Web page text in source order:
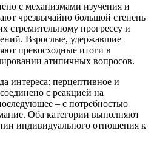
с механизмами изучения и
чрезвычайно большой степень
стремительному прогрессу и
Взрослые, удержавшие
превосходные итоги в
атипичных вопросов.
интереса: перцептивное и
с реакцией на
– с потребностью
Оба категории выполняют
индивидуального отношения к